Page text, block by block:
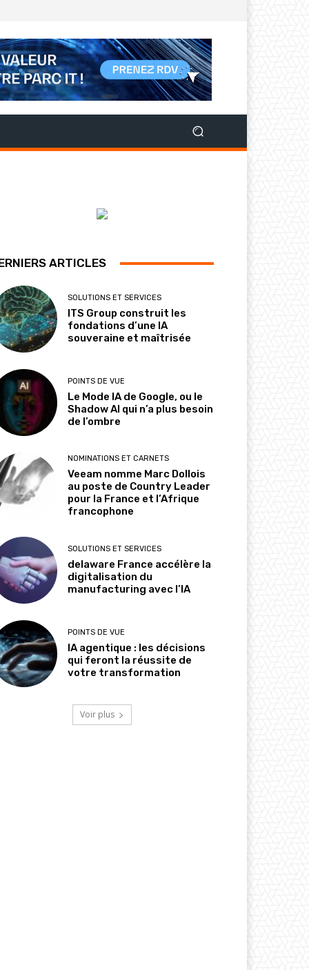
ARTICLES
SOLUTIONS ET SERVICES
ITS Group construit les
fondations d’une IA
souveraine et maîtrisée
POINTS DE VUE
Le Mode IA de Google, ou le
Shadow AI qui n’a plus besoin
de l’ombre
NOMINATIONS ET CARNETS
Veeam nomme Marc Dollois
au poste de Country Leader
pour la France et l’Afrique
francophone
SOLUTIONS ET SERVICES
delaware France accélère la
digitalisation du
manufacturing avec l’IA
POINTS DE VUE
IA agentique : les décisions
qui feront la réussite de
votre transformation
Voir plus